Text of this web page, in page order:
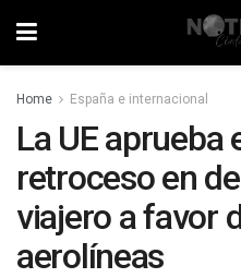
Home España e internacional
La UE aprueba
retroceso en
viajero a favor
aerolíneas